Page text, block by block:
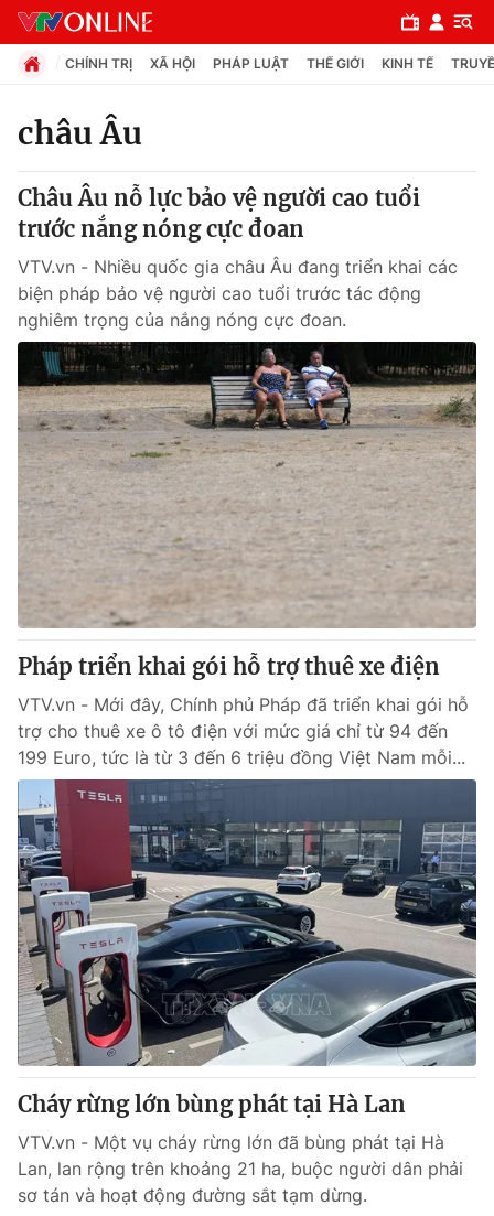
Chuyên mục
Chính trị
Xã hội
Pháp luật
Y tế
Thế giới
Tin tức
Thế giới đó đây
Câu chuyện quốc tế
Kinh tế
Tài chính
Thị trường
Góc doanh nghiệp
Dữ liệu và đời sống
Truyền hình
Phim VTV
Hậu trường
Nhân vật
Khán giả
Giải sao mai
Giải trí
Điện ảnh
Âm nhạc
Sao
Đời sống
Du lịch
Làm đẹp
Chất lượng cuộc sống
Giáo dục
Tuyển sinh
Học trực tuyến
Công nghệ
Hitech Công nghệ tương lai
Sản phẩm
Thị trường
Tư vấn
Giao lưu trực tuyến
Lịch phát sóng
Chuyên mục khác
Emagazine Podcast
CHÍNH TRỊ XÃ HỘI PHÁP LUẬT THẾ GIỚI KINH TẾ
châu Âu
Châu Âu nỗ lực bảo vệ người cao tuổi
trước nắng nóng cực đoan
VTV.vn - Nhiều quốc gia châu Âu đang triển khai các
biện pháp bảo vệ người cao tuổi trước tác động
nghiêm trọng của nắng nóng cực đoan.
Pháp triển khai gói hỗ trợ thuê xe điện
VTV.vn - Mới đây, Chính phủ Pháp đã triển khai gói hỗ
trợ cho thuê xe ô tô điện với mức giá chỉ từ 94 đến
199 Euro, tức là từ 3 đến 6 triệu đồng Việt Nam mỗi...
Cháy rừng lớn bùng phát tại Hà Lan
VTV.vn - Một vụ cháy rừng lớn đã bùng phát tại Hà
Lan, lan rộng trên khoảng 21 ha, buộc người dân phải
sơ tán và hoạt động đường sắt tạm dừng.